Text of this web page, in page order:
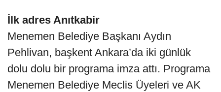
İlk adres Anıtkabir
Menemen Belediye Başkanı Aydın
Pehlivan, başkent Ankara’da iki günlük
dolu dolu bir programa imza attı. Programa
Menemen Belediye Meclis Üyeleri ve AK